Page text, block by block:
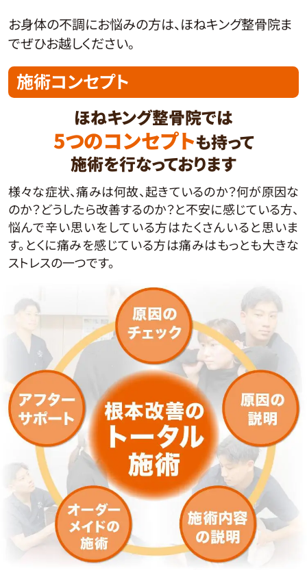
お身体の不調にお悩みの方は、ほねキング整骨院ま
でぜひお越しください。
施術コンセプト
ほねキング整骨院では
5つのコンセプトも持って
施術を行なっております
様々な症状、痛みは何故、起きているのか？何が原因な
のか？どうしたら改善するのか？と不安に感じている方、
悩んで辛い思いをしている方はたくさんいると思いま
す。とくに痛みを感じている方は痛みはもっとも大きな
ストレスの一つです。